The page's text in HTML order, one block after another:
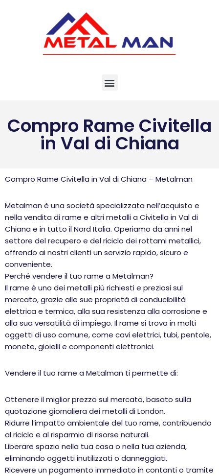
Compro Rame Civitella
in Val di Chiana
Compro Rame Civitella in Val di Chiana – Metalman
Metalman è una società specializzata nell’acquisto e
nella vendita di rame e altri metalli a Civitella in Val di
Chiana e in tutto il Nord Italia. Operiamo da anni nel
settore del recupero e del riciclo dei rottami metallici,
offrendo ai nostri clienti un servizio rapido, sicuro e
conveniente.
Perché vendere il tuo rame a Metalman?
Il rame è uno dei metalli più richiesti e preziosi sul
mercato, grazie alle sue proprietà di conducibilità
elettrica e termica, alla sua resistenza alla corrosione e
alla sua versatilità di impiego. Il rame si trova in molti
oggetti di uso comune, come cavi elettrici, tubi, pentole,
monete, gioielli e componenti elettronici.
Vendere il tuo rame a Metalman ti permette di:
Ottenere il miglior prezzo sul mercato, basato sulla
quotazione giornaliera dei metalli di London.
Ridurre l’impatto ambientale del tuo rame, contribuendo
al riciclo e al risparmio di risorse naturali.
Liberare spazio nella tua casa o nella tua azienda,
eliminando oggetti inutilizzati o danneggiati.
Ricevere un pagamento immediato in contanti o tramite